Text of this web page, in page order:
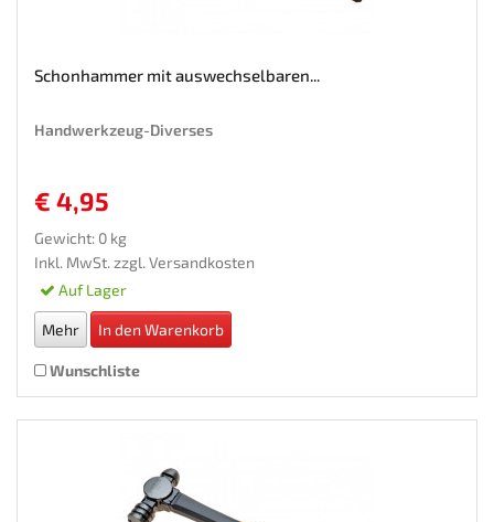
Schonhammer mit auswechselbaren...
Handwerkzeug-Diverses
€ 4,95
Gewicht: 0 kg
Inkl. MwSt. zzgl. Versandkosten
Auf Lager
Mehr In den Warenkorb
Wunschliste